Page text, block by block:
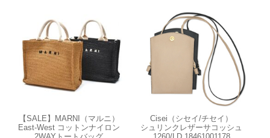
【SALE】
MARNI（マルニ）
East-West コットンナイロン
Cisei（シセイ/チセイ）
シュリンクレザーサコッシュ